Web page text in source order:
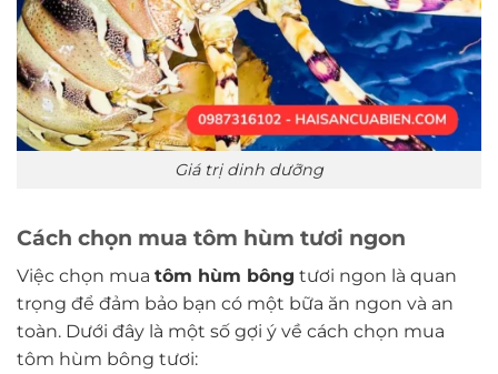
Giá trị dinh dưỡng
Cách chọn mua tôm hùm tươi ngon
Việc chọn mua tôm hùm bông tươi ngon là quan
trọng để đảm bảo bạn có một bữa ăn ngon và an
toàn. Dưới đây là một số gợi ý về cách chọn mua
tôm hùm bông tươi: